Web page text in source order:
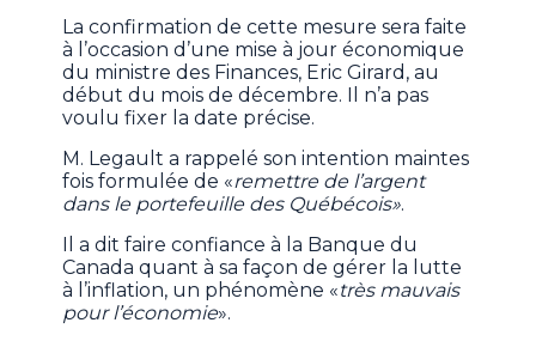
La confirmation de cette mesure sera faite
à l’occasion d’une mise à jour économique
du ministre des Finances, Eric Girard, au
début du mois de décembre. Il n’a pas
voulu fixer la date précise.
M. Legault a rappelé son intention maintes
fois formulée de «remettre de l’argent
dans le portefeuille des Québécois».
Il a dit faire confiance à la Banque du
Canada quant à sa façon de gérer la lutte
à l’inflation, un phénomène «très mauvais
pour l’économie».